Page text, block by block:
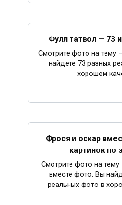
Фулл татвол — 73
Смотрите фото на тему
найдете 73 разных
хорошем
Фрося и оскар
картинок по
Смотрите фото на
вместе фото. Вы
реальных фото в